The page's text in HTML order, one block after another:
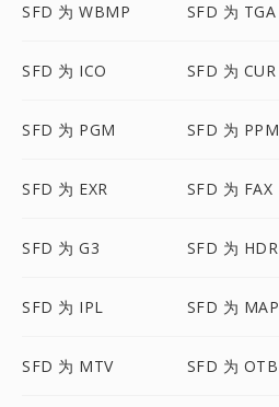
SFD 为 WBMP SFD 为 TGA
SFD 为 ICO SFD 为 CUR
SFD 为 PGM SFD 为 PPM
SFD 为 EXR SFD 为 FAX
SFD 为 G3 SFD 为 HDR
SFD 为 IPL SFD 为 MAP
SFD 为 MTV SFD 为 OTB